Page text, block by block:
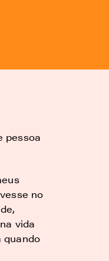
pessoa
no
vida
quando